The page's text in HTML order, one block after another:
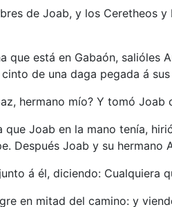
de Joab, y los Ceretheos
que está en Gabaón, salióles
de una daga pegada á
hermano mío? Y tomó
Joab en la mano tenía,
Después Joab y su hermano
á él, diciendo: Cualquiera
en mitad del camino: y